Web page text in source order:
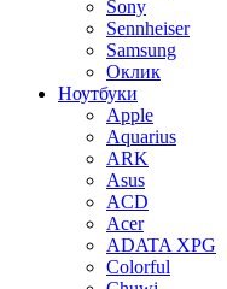
Sony
Sennheiser
Samsung
Оклик
Ноутбуки
Apple
Aquarius
ARK
Asus
ACD
Acer
ADATA XPG
Colorful